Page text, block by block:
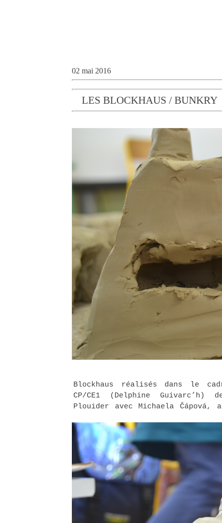
02 mai 2016
LES BLOCKHAUS / BUNKRY
Blockhaus réalisés dans le
CP/CE1 (Delphine
Plouider avec Michaela